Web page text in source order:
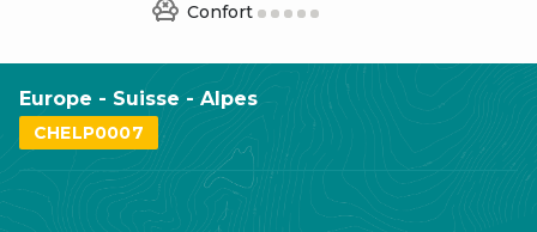
Confort
Europe - Suisse - Alpes
CHELP0007